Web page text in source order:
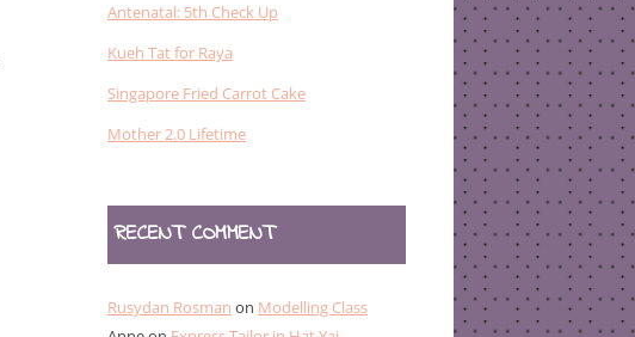
Antenatal: 5th Check Up
Kueh Tat for Raya
Singapore Fried Carrot Cake
Mother 2.0 Lifetime
RECENT COMMENT
Rusydan Rosman on Modelling Class